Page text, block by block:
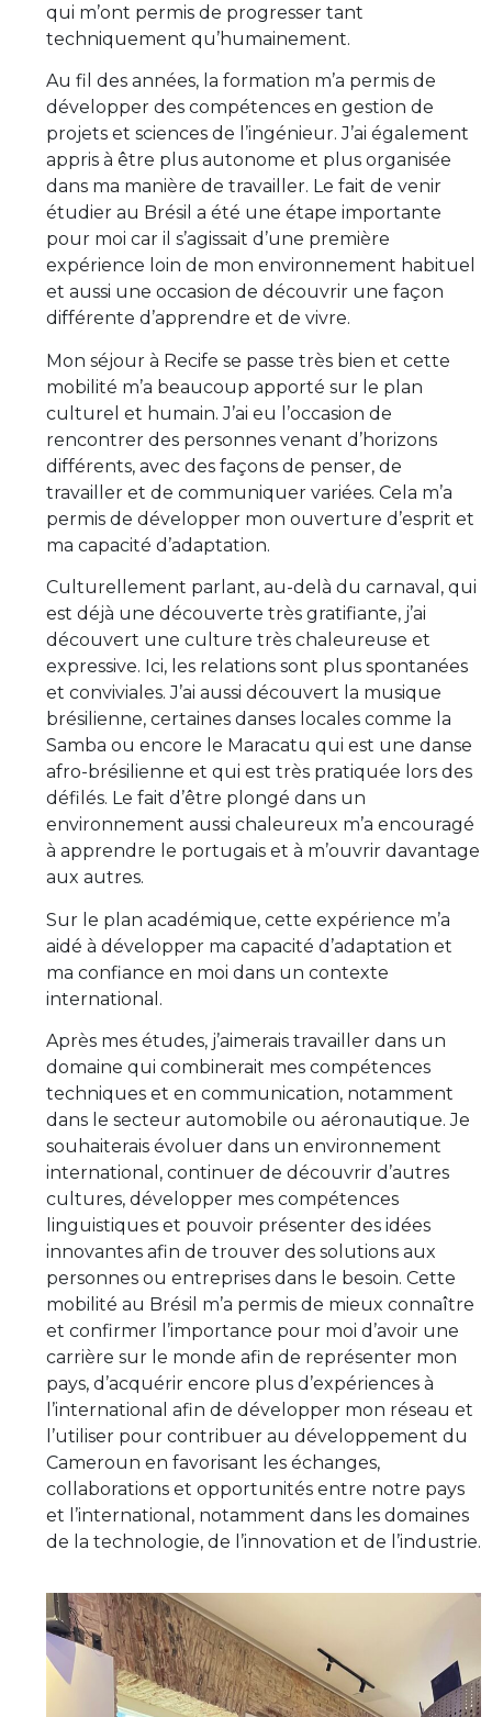
qui m’ont permis de progresser tant
techniquement qu’humainement.
Au fil des années, la formation m’a permis de
développer des compétences en gestion de
projets et sciences de l’ingénieur. J’ai également
appris à être plus autonome et plus organisée
dans ma manière de travailler. Le fait de venir
étudier au Brésil a été une étape importante
pour moi car il s’agissait d’une première
expérience loin de mon environnement habituel
et aussi une occasion de découvrir une façon
différente d’apprendre et de vivre.
Mon séjour à Recife se passe très bien et cette
mobilité m’a beaucoup apporté sur le plan
culturel et humain. J’ai eu l’occasion de
rencontrer des personnes venant d’horizons
différents, avec des façons de penser, de
travailler et de communiquer variées. Cela m’a
permis de développer mon ouverture d’esprit et
ma capacité d’adaptation.
Culturellement parlant, au-delà du carnaval, qui
est déjà une découverte très gratifiante, j’ai
découvert une culture très chaleureuse et
expressive. Ici, les relations sont plus spontanées
et conviviales. J’ai aussi découvert la musique
brésilienne, certaines danses locales comme la
Samba ou encore le Maracatu qui est une danse
afro-brésilienne et qui est très pratiquée lors des
défilés. Le fait d’être plongé dans un
environnement aussi chaleureux m’a encouragé
à apprendre le portugais et à m’ouvrir davantage
aux autres.
Sur le plan académique, cette expérience m’a
aidé à développer ma capacité d’adaptation et
ma confiance en moi dans un contexte
international.
Après mes études, j’aimerais travailler dans un
domaine qui combinerait mes compétences
techniques et en communication, notamment
dans le secteur automobile ou aéronautique. Je
souhaiterais évoluer dans un environnement
international, continuer de découvrir d’autres
cultures, développer mes compétences
linguistiques et pouvoir présenter des idées
innovantes afin de trouver des solutions aux
personnes ou entreprises dans le besoin. Cette
mobilité au Brésil m’a permis de mieux connaître
et confirmer l’importance pour moi d’avoir une
carrière sur le monde afin de représenter mon
pays, d’acquérir encore plus d’expériences à
l’international afin de développer mon réseau et
l’utiliser pour contribuer au développement du
Cameroun en favorisant les échanges,
collaborations et opportunités entre notre pays
et l’international, notamment dans les domaines
de la technologie, de l’innovation et de l’industrie.